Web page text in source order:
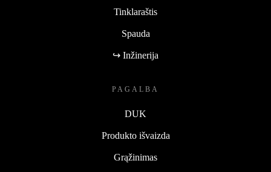
Tinklaraštis
Spauda
↪ Inžinerija
PAGALBA
DUK
Produkto išvaizda
Grąžinimas